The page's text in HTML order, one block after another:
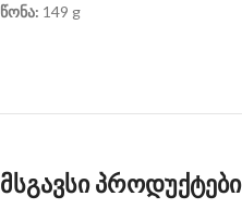
წონა: 149 g
მსგავსი პროდუქტები